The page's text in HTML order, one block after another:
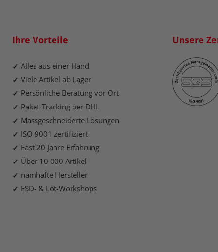
Ihre Vorteile
Alles aus einer Hand
Viele Artikel ab Lager
Persönliche Beratung vor Ort
Paket-Tracking per DHL
Massgeschneiderte Lösungen
ISO 9001 zertifiziert
Fast 20 Jahre Erfahrung
Über 10 000 Artikel
namhafte Hersteller
ESD- & Löt-Workshops
Unsere